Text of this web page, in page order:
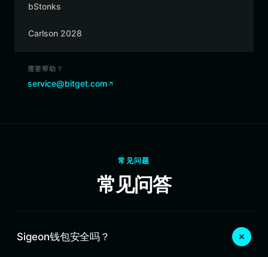
bStonks
Carlson 2028
需要帮助？
service@bitget.com
常见问题
常见问答
Sigeon钱包安全吗？